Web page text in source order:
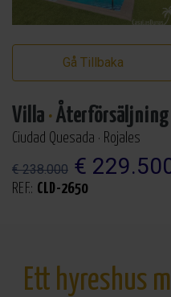
Gå Tillbaka
Villa ·Återförsäljning
Ciudad Quesada · Rojales
€ 238.000 €
REF.: CLD-2650
Ett hyreshus